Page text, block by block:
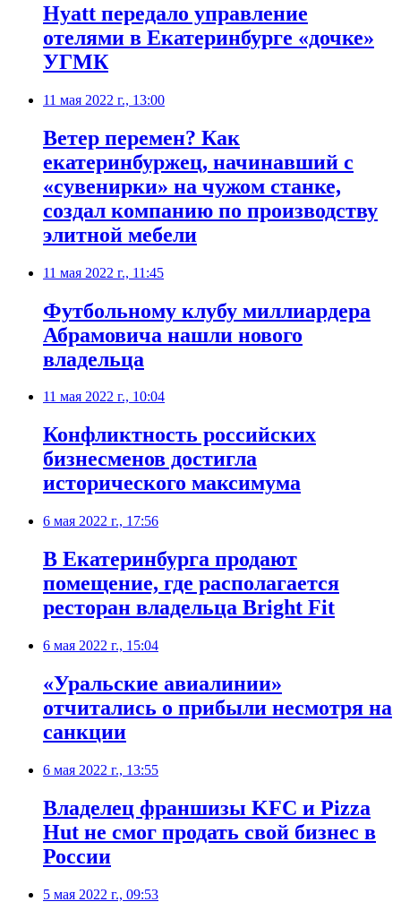
Hyatt передало управление
отелями в Екатеринбурге «дочке»
УГМК
11 мая 2022 г., 13:00
​Ветер перемен? Как
екатеринбуржец, начинавший с
«сувенирки» на чужом станке,
создал компанию по производству
элитной мебели
11 мая 2022 г., 11:45
Футбольному клубу миллиардера
Абрамовича нашли нового
владельца
11 мая 2022 г., 10:04
Конфликтность российских
бизнесменов достигла
исторического максимума
6 мая 2022 г., 17:56
​В Екатеринбурга продают
помещение, где располагается
ресторан владельца Bright Fit
6 мая 2022 г., 15:04
«Уральские авиалинии»
отчитались о прибыли несмотря на
санкции
6 мая 2022 г., 13:55
Владелец франшизы KFC и Pizza
Hut не смог продать свой бизнес в
России
5 мая 2022 г., 09:53